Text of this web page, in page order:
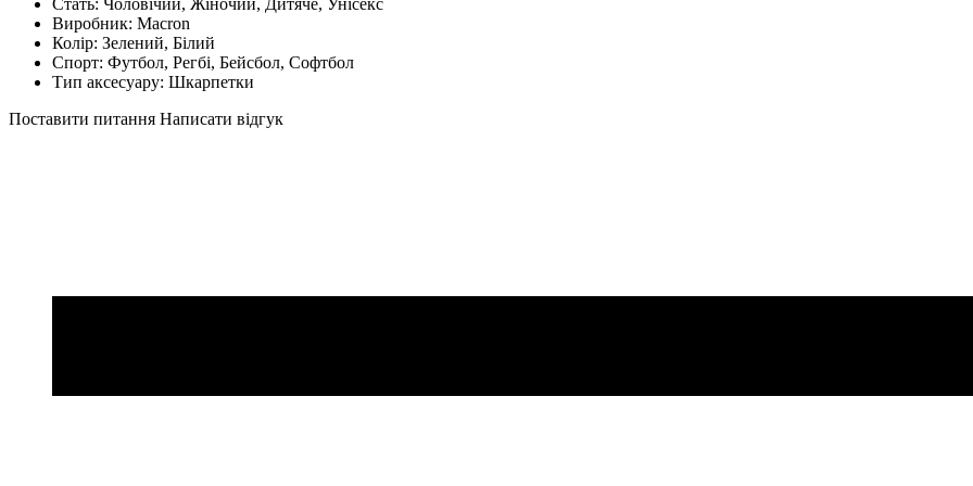
Стать: Чоловічий, Жіночий, Дитяче, Унісекс
Виробник: Macron
Колір: Зелений, Білий
Спорт: Футбол, Регбі, Бейсбол, Софтбол
Тип аксесуару: Шкарпетки
Поставити питання Написати відгук